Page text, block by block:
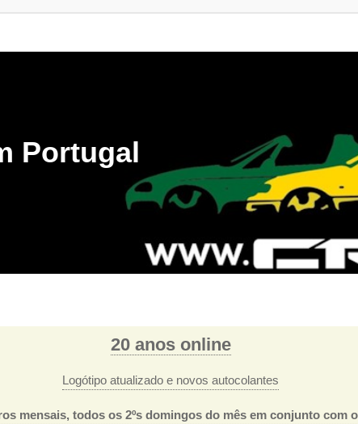
Portugal
20 anos online
Logótipo atualizado e novos autocolantes
mensais, todos os 2ºs domingos do mês em conjunto com